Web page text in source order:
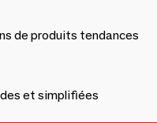
de produits tendances
et simplifiées